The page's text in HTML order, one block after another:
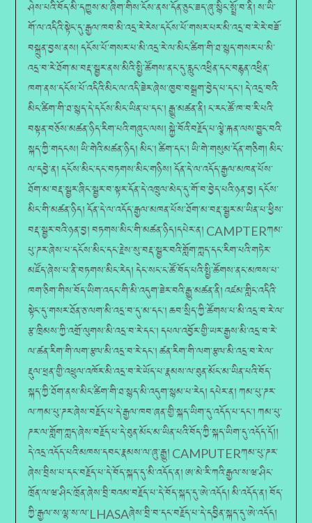
ཤེས་པའི་བོད་མི་དཀྱུས་མ་ཞིག་གིས་ངོས་ནས་དོན་ཅུང་ཟད་ཞུ་སྙིང་སྤྲོ་བ་ནི། ས་ཡི་
གོ་ལ་འདིའི་སྟེང་དུ་རྒྱལ་ཁབ་མི་འདྲ་རེ་རེས་དངོས་པོ་གསར་པར་མི་འདྲ་བ་རེ་རེ་བཟོ་
བསྐྲུན་བྱས་ནས། དངོས་པོ་གསར་པ་མི་འདྲ་རེ་ལ་མིང་ཚིག་གི་ཐ་སྙད་གསར་པ་མི་
འདྲ་བ་རེ་ཐོག་མ་བརྡ་སྦྱར་ནས་མིའི་སྤྱི་ཚོགས་ནང་དུ་རླུང་འཕྲིན་དང་བརྙན་འཕྲིན་
ཁག་ནས་དངོས་པོ་འདིའི་མིང་ལ་འདི་ཟེར་ཞེས་ཁྱབ་བསྒྲག་བྱེད་པ་དང༌། དེ་འདྲ་བའི་
མིང་ཚིག་གི་ཐ་སྙད་དེ་དངོས་མིང་ཡིན་པ་དང༌། རྒྱུ་མཚན་ནི། ང་རང་ཚོ་ཁ་བ་རི་པའི་
བསྟན་བཅོས་མཚན་ཉིད་རིག་པའི་གཞུང་ལས། སྐྱེ་བོའི་བརྗོད་པ་ལྕེ་རྐན་ལས་བྱུང་བའི་
སྐད་ཀྱི་གདངས། ཡི་གེའི་མཚན་ཉིད། མིང༌། ཚིག་དང༌། ཡི་གེ་གསུམ་དོན་གཅིག། མིང་
ལ་དབྱེ་ན། དངོས་མིང་དང་བཏགས་མིང་གཉིས། དོན་དེ་ལ་འདོད་རྒྱལ་མཁན་པོས་
ཐོག་མ་བརྡ་སྦྱར་ཞིང་སྦྱར་བ་སྟར་དོན་དེ་འཁྲུལ་མེད་དུ་གོ་བ་བྱེད་པའི་ཉན་བྱ། དངོས་
མིང་གི་མཚན་ཉིད། དོན་དེ་ལ་འདོད་རྒྱལ་མཁན་པོས་ཐོག་མ་བརྡ་སྦྱར་མ་ཡིན་པ་ཕྱིས་
བརྡ་སྦྱར་བའི་ཉན་བྱ། བཏགས་མིང་གི་མཚན་ཉིད།དཔེར་ན། CAMPTERཀམ་
པུ་ཌར་ཞེས་པ་དངོས་མིང་དང་རྗེས་སུ་བརྡ་སྦྱར་བའི་གློག་ཀླད་དང་རིག་པའི་གཏེར་
མཛོད་ཞེས་པ་ནི་བཏགས་མིང་རེད། དེང་སང་ང་ཚོ་བོད་པའི་སྤྱི་ཚོགས་ནང་མཁས་པ་
ཁག་ཅིག་གིས་བོད་ཡིག་འདང་གི་མི་འདུག་ཟེར་བའི་རྒྱུ་མཚན་ནི། འཛམ་གླིང་འདིའི་
སྟེང་དུ་གསར་ཐོན་ཅ་ལག་མི་འདྲ་བ་དུ་མ་དང༌། ཆབ་སྲིད་ཀྱི་ཚོགས་པ་མི་འདྲ་བ་རེ་ལ་
རྩ་ཁྲིམས་ཀྱི་འགྲོ་ལུགས་མི་འདྲ་བ་རེ་དང༌། དཔལ་འབྱོར་གྱི་ཡར་རྒྱས་མི་འདྲ་བ་རེ་
ལ་ཚན་རིག་གི་ལག་རྩལ་མི་འདྲ་བ་རེ་དང༌། ཚན་རིག་གི་ལག་རྩལ་མི་འདྲ་བ་རེ་ལ་
རྡུལ་ཕྲན་གྱི་འཕྲུལ་འཁོར་མི་འདྲ་བ་རེ་ཡོད་པ་རྣམས་ལ་ཐུན་མོང་མ་ཡིན་པའི་བོད་
སྐད་ཀྱི་ཐོག་ནས་མིང་ཚིག་གི་ཐ་སྙད་མི་འདུག་སྙམ་པ་རེད། དཔེར་ན། ཀམ་པུ་ཌར་
ལ་ཀམ་པུ་ཌར་ཞེས་བརྗོད་པ་དེ་རྒྱལ་ཁབ་ཞན་གྱི་སྐད་ཡིག་དུ་འདོད་པ་དང༌། ཀམ་པུ་
ཌར་ལ་གློག་ཀླད་ཞེས་བརྗོད་པ་དེ་ཐུན་མོང་མ་ཡིན་པའི་བོད་ཀྱི་སྐད་ཡིག་དུ་འདོད་དོ།།
དེ་འདྲ་འདོད་པའི་མཁས་དབང་རྣམས་ལ་ཞུ་རྒྱུ། CAMPUTERཀམ་པུ་ཌར་
ཞེས་བྲིས་པ་དང་བརྗོད་པ་དེ་བོད་སྐད་དུ་མི་འདོད་ན། ཨ་མེ་རི་ཀའི་རྒྱལ་ས་ཝ་ཤིང་
ཁྲོན་ལ་ཝ་ཤིང་ཁྲོན་ཞེས་བྲི་བའམ་བརྗོད་པ་དེ་བོད་སྐད་དུ་ཨེ་འདོད། མི་འདོད་ན། བོད་
ཀྱི་རྒྱལ་ས་ལྷ་ས་ལ་LHASAཞེས་བྲི་བ་དང་བརྗོད་པ་དེ་དབྱིན་སྐད་དུ་ཨེ་འདོད།